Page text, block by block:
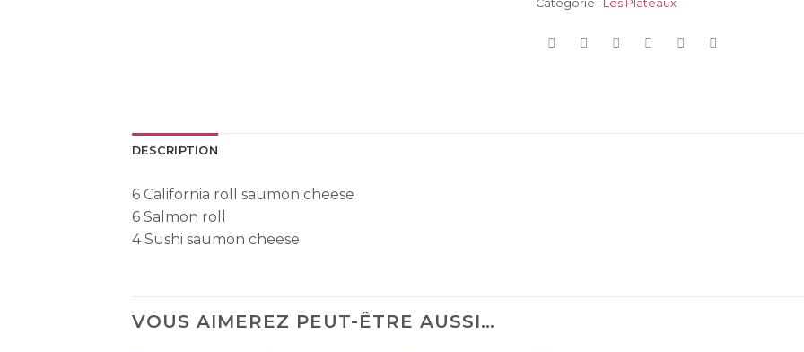
Catégorie : Les Plateaux
DESCRIPTION
6 California roll saumon cheese
6 Salmon roll
4 Sushi saumon cheese
VOUS AIMEREZ PEUT-ÊTRE AUSSI…